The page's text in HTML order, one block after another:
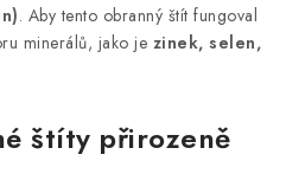
. Aby tento obranný štít fungoval
minerálů, jako je zinek, selen,
štíty přirozeně